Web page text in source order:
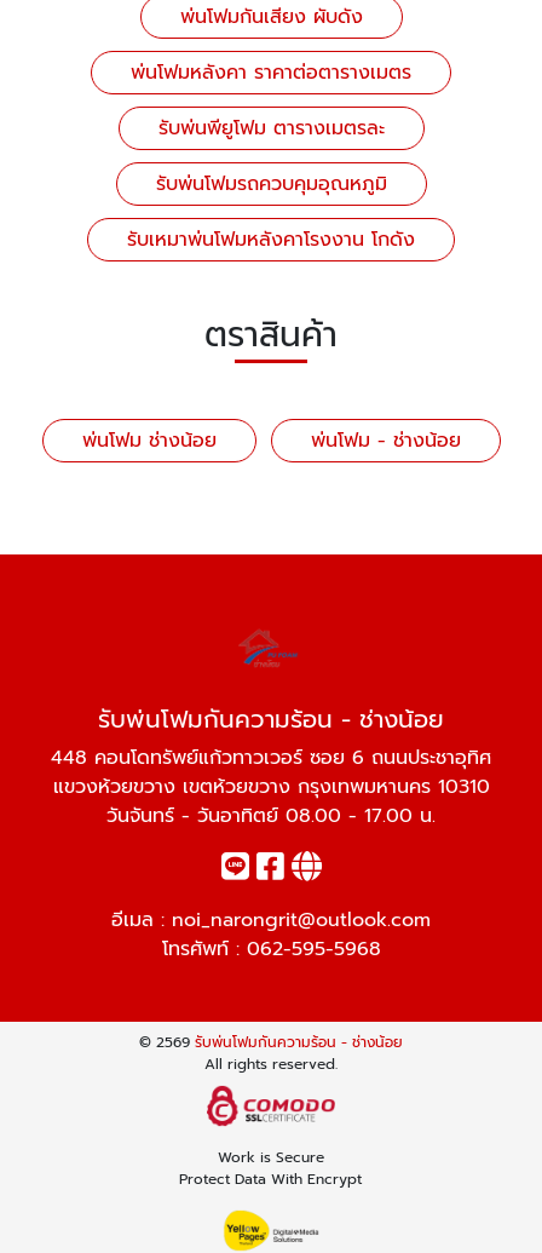
พ่นโฟมกันเสียง ผับดัง
พ่นโฟมหลังคา ราคาต่อตารางเมตร
รับพ่นพียูโฟม ตารางเมตรละ
รับพ่นโฟมรถควบคุมอุณหภูมิ
รับเหมาพ่นโฟมหลังคาโรงงาน โกดัง
ตราสินค้า
พ่นโฟม ช่างน้อย พ่นโฟม - ช่างน้อย
รับพ่นโฟมกันความร้อน - ช่างน้อย
448 คอนโดทรัพย์แก้วทาวเวอร์ ซอย 6 ถนนประชาอุทิศ
แขวงห้วยขวาง เขตห้วยขวาง กรุงเทพมหานคร 10310
วันจันทร์ - วันอาทิตย์ 08.00 - 17.00 น.
อีเมล : noi_narongrit@outlook.com
โทรศัพท์ : 062-595-5968
© 2569 รับพ่นโฟมกันความร้อน - ช่างน้อย
All rights reserved.
Work is Secure
Protect Data With Encrypt